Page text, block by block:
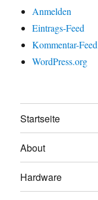
Anmelden
Eintrags-Feed
Kommentar-Feed
WordPress.org
Startseite
About
Hardware